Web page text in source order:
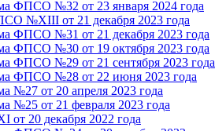
ФПСО №32 от 23 января 2024 года
№XIII от 21 декабря 2023 года
ФПСО №31 от 21 декабря 2023 года
ФПСО №30 от 19 октября 2023 года
ФПСО №29 от 21 сентября 2023 года
ФПСО №28 от 22 июня 2023 года
№27 от 20 апреля 2023 года
№25 от 21 февраля 2023 года
от 20 декабря 2022 года